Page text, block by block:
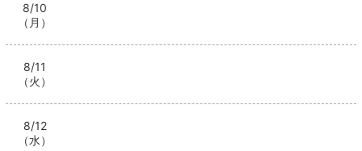
8/10
（月）
8/11
（火）
8/12
（水）